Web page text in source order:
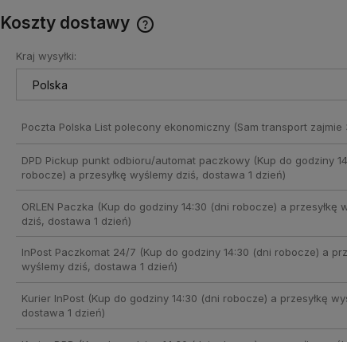
Koszty dostawy
Kraj wysyłki:
Poczta Polska List polecony ekonomiczny (Sam transport zajmie
DPD Pickup punkt odbioru/automat paczkowy(Kup do godziny
robocze) a przesyłkę wyślemy dziś, dostawa 1 dzień)
ORLEN Paczka (Kup do godziny 14:30 (dni robocze) a przesyłkę
dziś, dostawa 1 dzień)
InPost Paczkomat 24/7 (Kup do godziny 14:30 (dni robocze) a
wyślemy dziś, dostawa 1 dzień)
Kurier InPost(Kup do godziny 14:30 (dni robocze) a przesyłkę
dostawa 1 dzień)